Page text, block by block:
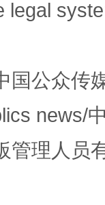
法
legal
国公众传
news/
管理人员